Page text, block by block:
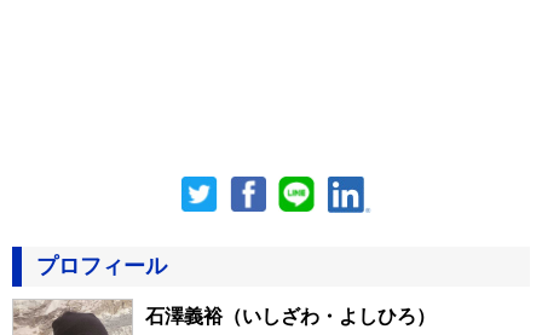
プロフィール
石澤義裕（いしざわ・よしひろ）